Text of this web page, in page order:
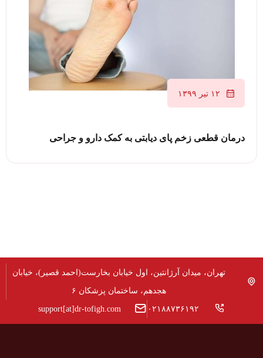
۱۲ تیر ۱۳۹۹
درمان قطعی زخم پای دیابتی به کمک دارو و جراحی
تهران، میدان آرژانتین، اول خیابان بخارست(احمد قصیر)، خیابان
هجدهم، ساختمان پزشکان ۶
۰۲۱۸۸۷۳۶۱۹۲ support[at]dr-tofigh.com